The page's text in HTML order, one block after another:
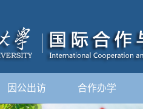
因公出访 合作办学